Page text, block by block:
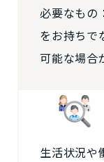
必要なもの
をお持ちで
可能な場合
生活状況や